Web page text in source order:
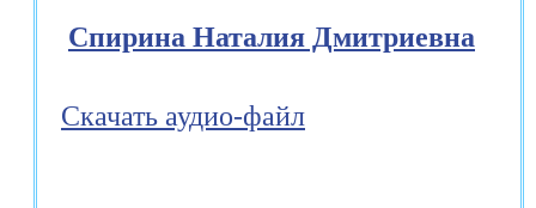
Спирина Наталия Дмитриевна
Скачать аудио-файл